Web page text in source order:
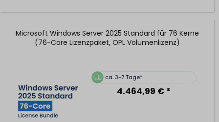
Microsoft Windows Server 2025 Standard für 76 Kerne
(76-Core Lizenzpaket, OPL Volumenlizenz)
ca. 3-7 Tage*
4.464,99 € *